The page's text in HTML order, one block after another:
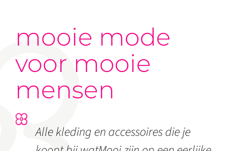
mooie mode
voor mooie
mensen
Alle kleding en accessoires die je